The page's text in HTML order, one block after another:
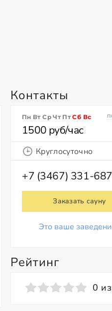
Контакты
Пн Вт Ср Чт ПтСб Вс
1500 руб/час
Круглосуточно
+7 (3467) 331-687
Заказать сауну
Это ваше
Рейтинг
0